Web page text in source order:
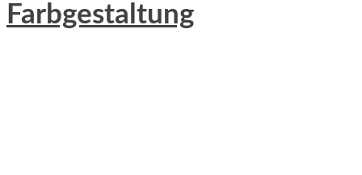
Farbgestaltung